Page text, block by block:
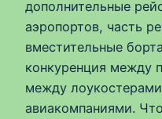
дополнительные
аэропортов, часть
вместительные
конкуренция между
между
авиакомпаниями.